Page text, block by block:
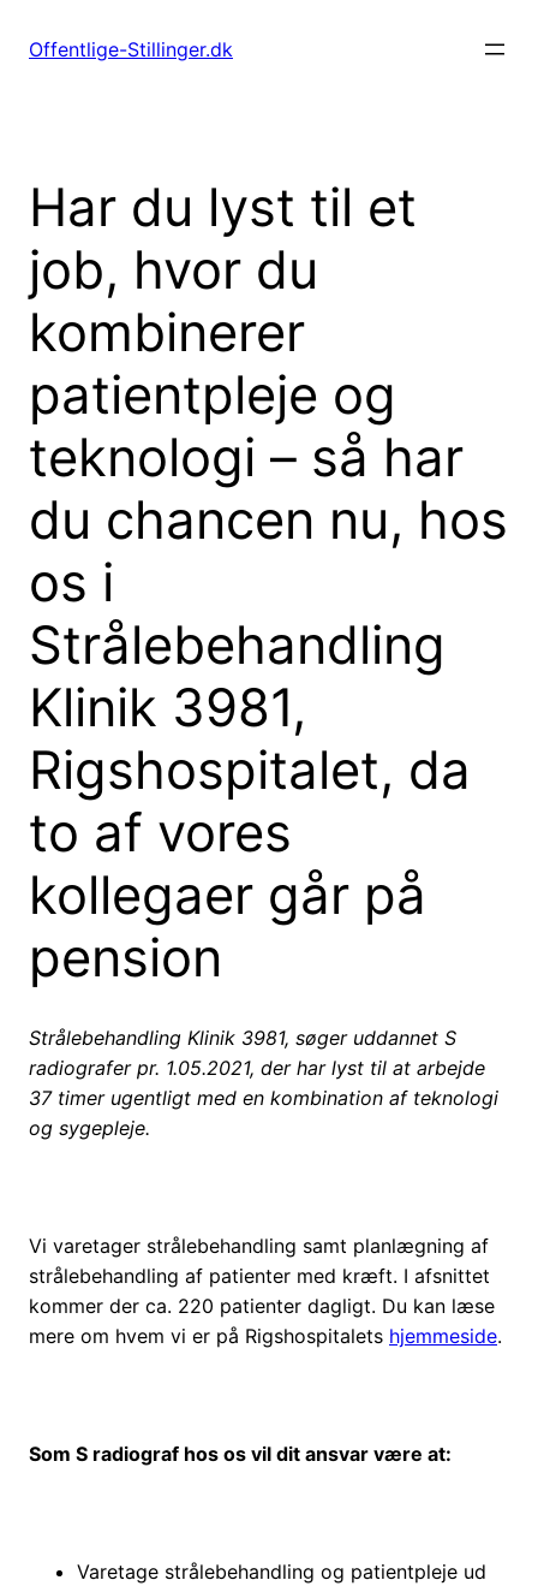
Offentlige-Stillinger.dk
Har du lyst til et
job, hvor du
kombinerer
patientpleje og
teknologi – så har
du chancen nu, hos
os i
Strålebehandling
Klinik 3981,
Rigshospitalet, da
to af vores
kollegaer går på
pension
Strålebehandling Klinik 3981, søgeruddannet S
radiografer pr. 1.05.2021, der har lyst til at arbejde
37 timer ugentligt med en kombination af teknologi
og sygepleje.
Vi varetager strålebehandling samt planlægning af
strålebehandling af patienter med kræft. I afsnittet
kommer der ca. 220 patienter dagligt. Du kan læse
mere om hvem vi er på Rigshospitalets hjemmeside.
Som S radiograf hos os vil dit ansvar være at:
Varetage strålebehandling og patientpleje ud